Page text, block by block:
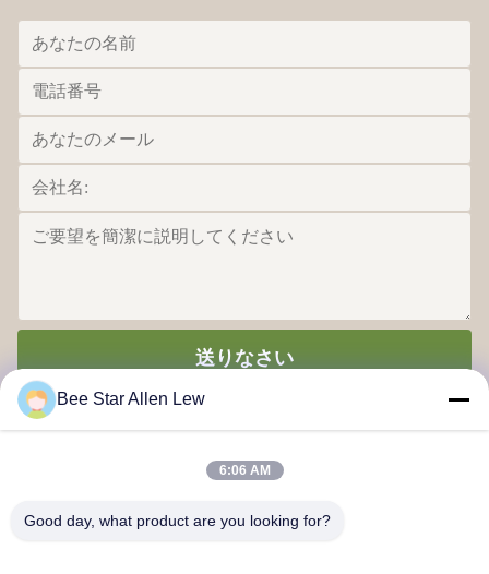
送りなさい
Bee Star Allen Lew
6:06 AM
Good day, what product are you looking for?